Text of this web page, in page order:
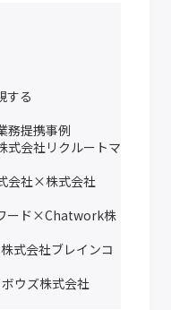
する
務提携事例
会社リクルートマ
会社×株式会社
ード×Chatwork株
式会社ブレインコ
ウズ株式会社